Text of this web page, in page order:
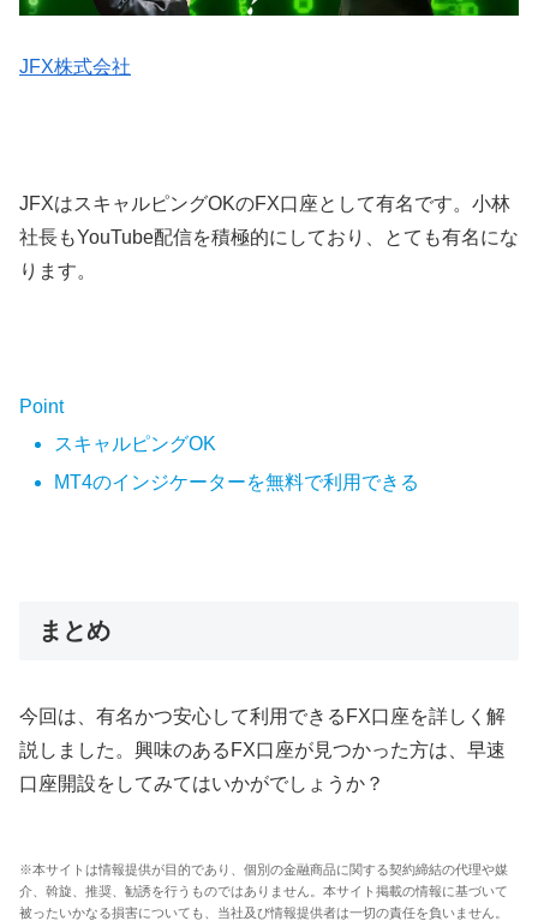
JFX株式会社
JFXはスキャルピングOKのFX口座として有名です。小林
社長もYouTube配信を積極的にしており、とても有名にな
ります。
Point
スキャルピングOK
MT4のインジケーターを無料で利用できる
まとめ
今回は、有名かつ安心して利用できるFX口座を詳しく解
説しました。興味のあるFX口座が見つかった方は、早速
口座開設をしてみてはいかがでしょうか？
※本サイトは情報提供が目的であり、個別の金融商品に関する契約締結の代理や媒
介、斡旋、推奨、勧誘を行うものではありません。本サイト掲載の情報に基づいて
被ったいかなる損害についても、当社及び情報提供者は一切の責任を負いません。